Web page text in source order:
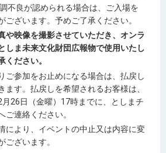
不良が認められる場合は、ご入場を
ございます。予めご了承ください。
や映像を撮影させていただき、オンラ
しま未来文化財団広報物で使用いたし
ください。
ご参加をお止めになる場合は、払戻し
ます。払戻しを希望されるお客様は、
26日（金曜）17時までに、としまチ
ご連絡ください。
により、イベントの中止又は内容に変
ございます。